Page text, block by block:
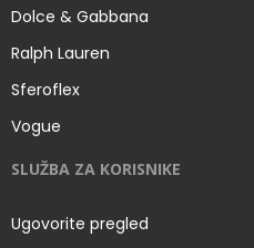
Dolce & Gabbana
Ralph Lauren
Sferoflex
Vogue
SLUŽBA ZA KORISNIKE
Ugovorite pregled